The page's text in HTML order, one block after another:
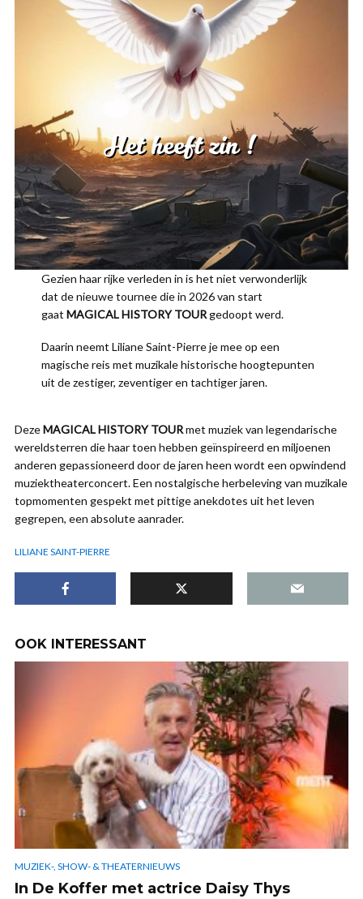
Gezien haar rijke verleden in is het niet verwonderlijk
dat de nieuwe tournee die in 2026 van start
gaat MAGICAL HISTORY TOURgedoopt werd.
Daarin neemt Liliane Saint-Pierre je mee op een
magische reis met muzikale historische hoogtepunten
uit de zestiger, zeventiger en tachtiger jaren.
DezeMAGICAL HISTORY TOURmet muziek van legendarische
wereldsterren die haar toen hebben geïnspireerd en miljoenen
anderen gepassioneerd door de jaren heen wordt een opwindend
muziektheaterconcert. Een nostalgische herbeleving van muzikale
topmomenten gespekt met pittige anekdotes uit het leven
gegrepen, een absolute aanrader.
LILIANE SAINT-PIERRE
OOK INTERESSANT
MUZIEK-, SHOW- & THEATERNIEUWS
In De Koffer met actrice Daisy Thys